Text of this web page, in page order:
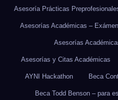
Asesoría Prácticas
Asesorías Académicas –
Asesorías
Asesorías y Citas Académicas
AYNI Hackathon Beca
Beca Todd Benson – para